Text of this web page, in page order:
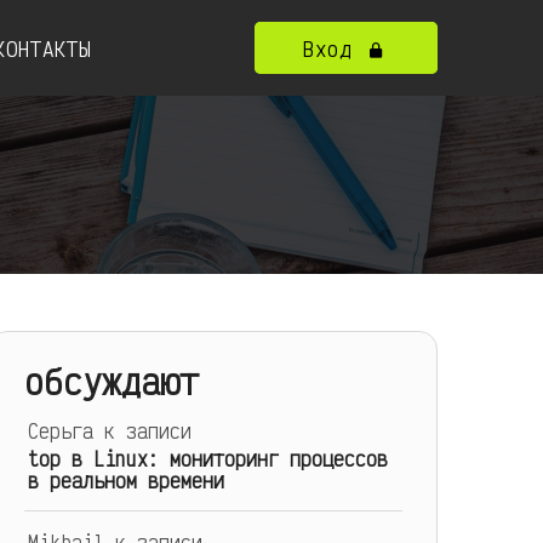
Вход
обсуждают
Серьгак записи
top в Linux: мониторинг процессов
в реальном времени